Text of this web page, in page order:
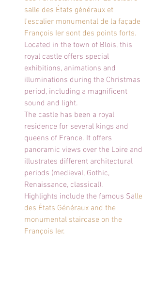
salle des États généraux et
l'escalier monumental de la façade
François Ier sont des points forts.
Located in the town of Blois, this
royal castle offers special
exhibitions, animations and
illuminations during the Christmas
period, including a magnificent
sound and light.
The castle has been a royal
residence for several kings and
queens of France. It offers
panoramic views over the Loire and
illustrates different architectural
periods (medieval, Gothic,
Renaissance, classical).
Highlights include the famous Salle
des États Généraux and the
monumental staircase on the
François Ier.